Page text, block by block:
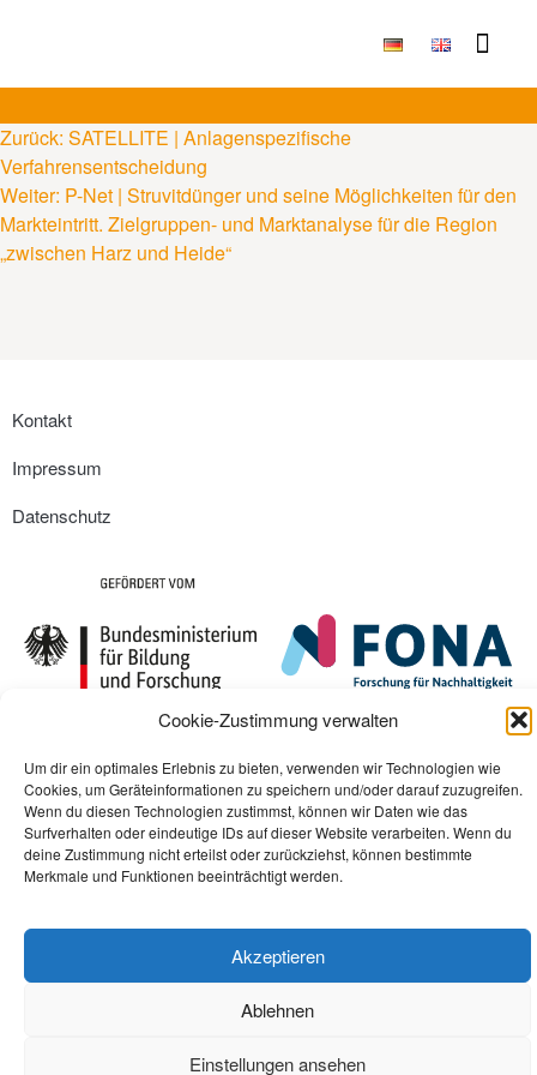
Cookie-Zustimmung verwalten
Um dir ein optimales Erlebnis zu bieten, verwenden wir Technologien wie
Cookies, um Geräteinformationen zu speichern und/oder darauf zuzugreifen.
Wenn du diesen Technologien zustimmst, können wir Daten wie das
Surfverhalten oder eindeutige IDs auf dieser Website verarbeiten. Wenn du
deine Zustimmung nicht erteilst oder zurückziehst, können bestimmte
Merkmale und Funktionen beeinträchtigt werden.
Akzeptieren
Ablehnen
Einstellungen ansehen
Zurück: SATELLITE | Anlagenspezifische
Verfahrensentscheidung
Weiter: P-Net | Struvitdünger und seine Möglichkeiten für den
Markteintritt. Zielgruppen- und Marktanalyse für die Region
„zwischen Harz und Heide“
Kontakt
Impressum
Datenschutz